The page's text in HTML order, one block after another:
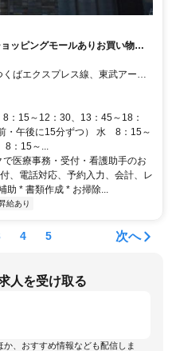
ッピングモールありお買い物便
：15～12：30、13：45～18：
午後に15分ずつ） 水 8：15～
：15～...
医療事務・受付・看護助手のお
、電話対応、予約入力、会計、レ
* 書類作成 * お掃除...
給あり
4 5 次へ
人を受け取る
か、おすすめ情報なども配信しま